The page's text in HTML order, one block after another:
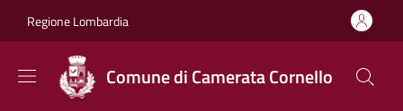
Regione Lombardia
Comune di Camerata Cornello